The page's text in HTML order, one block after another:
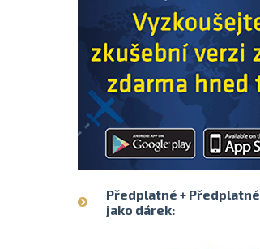
Předplatné + Předplatné
jako dárek: